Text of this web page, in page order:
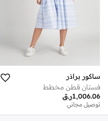
ساكور براذر
فستان قطن مخطط
ر.ق1,006.06
توصيل مجاني